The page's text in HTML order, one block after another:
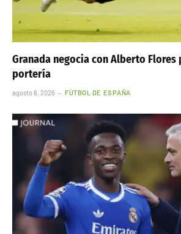
Granada negocia con Alberto
portería
agosto 6, 2026 FÚTBOL DE ESPAÑA